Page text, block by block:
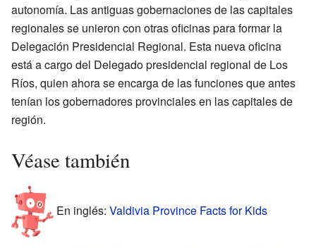
autonomía. Las antiguas gobernaciones de las capitales
regionales se unieron con otras oficinas para formar la
Delegación Presidencial Regional. Esta nueva oficina
está a cargo del Delegado presidencial regional de Los
Ríos, quien ahora se encarga de las funciones que antes
tenían los gobernadores provinciales en las capitales de
región.
Véase también
En inglés: Valdivia Province Facts for Kids